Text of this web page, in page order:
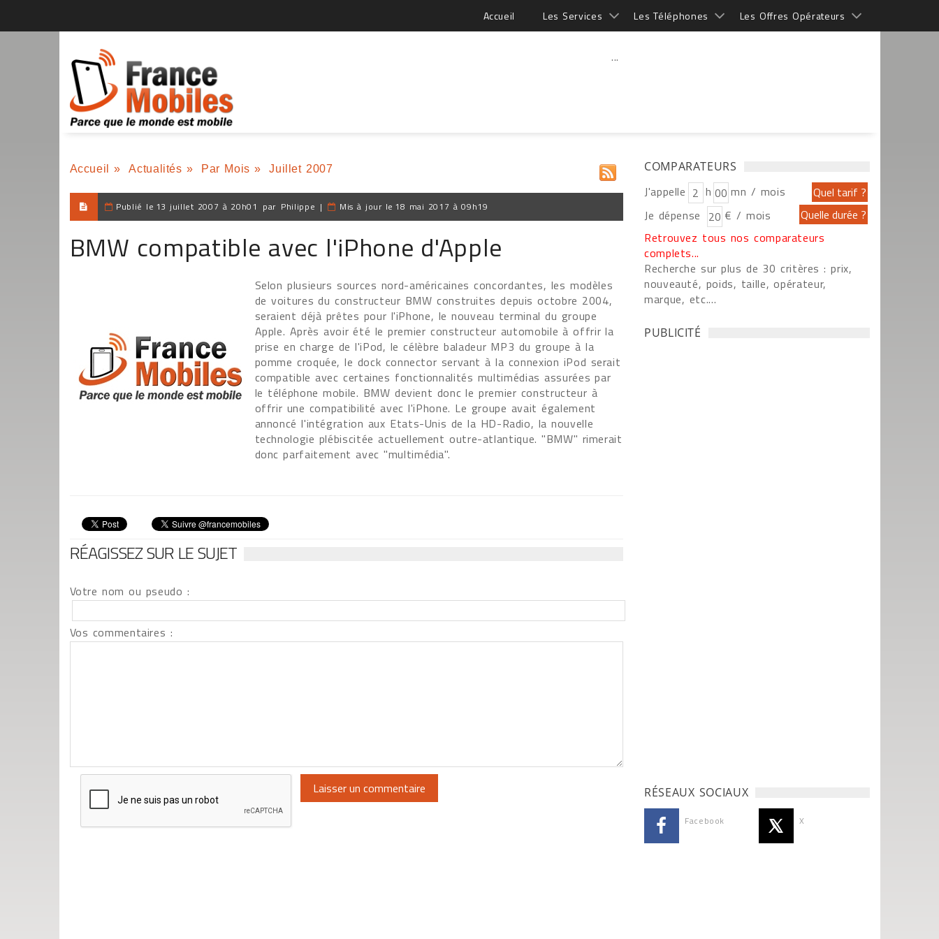
Accueil Les Services Les Téléphones Les Offres Opérateurs
...
Accueil » Actualités » Par Mois » Juillet 2007
Publié le 13 juillet 2007 à 20h01 par Philippe | Mis à jour le 18 mai 2017 à 09h19
BMW compatible avec l'iPhone d'Apple
Selon plusieurs sources nord-américaines concordantes, les modèles
de voitures du constructeur BMW construites depuis octobre 2004,
seraient déjà prêtes pour l'iPhone, le nouveau terminal du groupe
Apple. Après avoir été le premier constructeur automobile à offrir la
prise en charge de l'iPod, le célèbre baladeur MP3 du groupe à la
pomme croquée, le dock connector servant à la connexion iPod serait
compatible avec certaines fonctionnalités multimédias assurées par
le téléphone mobile. BMW devient donc le premier constructeur à
offrir une compatibilité avec l'iPhone. Le groupe avait également
annoncé l'intégration aux Etats-Unis de la HD-Radio, la nouvelle
technologie plébiscitée actuellement outre-atlantique. "BMW" rimerait
donc parfaitement avec "multimédia".
RÉAGISSEZ SUR LE SUJET
Votre nom ou pseudo :
Vos commentaires :
COMPARATEURS
J'appelle h
mn / mois
Je dépense
€ / mois
Retrouvez tous nos comparateurs
complets...
Recherche sur plus de 30 critères : prix,
nouveauté, poids, taille, opérateur,
marque, etc....
PUBLICITÉ
RÉSEAUX SOCIAUX
Facebook X